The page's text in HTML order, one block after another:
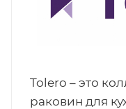
Tolero – это
раковин для